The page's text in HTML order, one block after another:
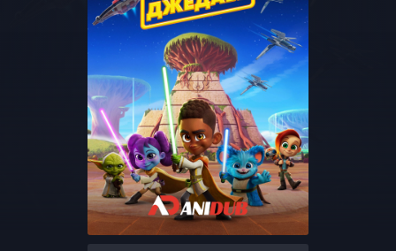
Запомнить
ВОЙТИ НА САЙТ
Регистрация Восстановить пароль
Или войти через